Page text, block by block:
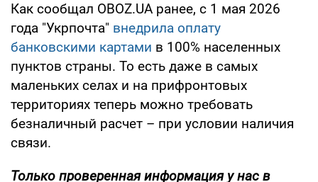
Как сообщал OBOZ.UA ранее, с 1 мая 2026
года "Укрпочта" внедрила оплату
банковскими картами в 100% населенных
пунктов страны. То есть даже в самых
маленьких селах и на прифронтовых
территориях теперь можно требовать
безналичный расчет – при условии наличия
связи.
Только проверенная информация у нас в